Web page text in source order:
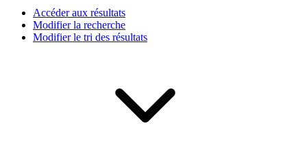
Accéder aux résultats
Modifier la recherche
Modifier le tri des résultats